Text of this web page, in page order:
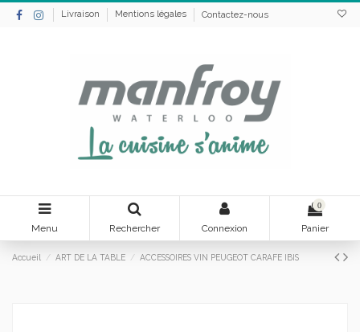
Livraison Mentions légales Contactez-nous
Menu Rechercher Connexion
0
Panier
Accueil ART DE LA TABLE ACCESSOIRES VIN PEUGEOT CARAFE IBIS